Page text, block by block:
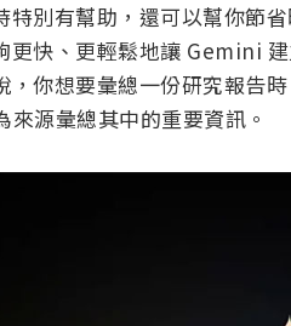
特別有幫助，還可以幫你節
更快、更輕鬆地讓 Gemini
，你想要彙總一份研究報告
源彙總其中的重要資訊。